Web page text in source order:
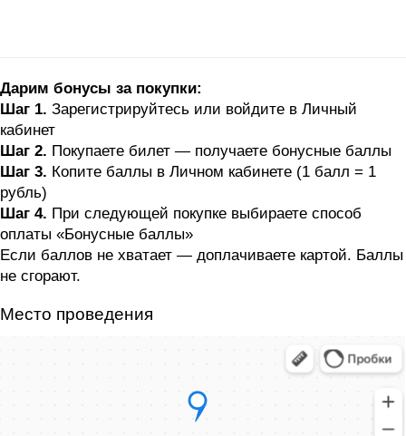
Дарим бонусы за покупки:
Шаг 1. Зарегистрируйтесь или войдите в Личный
кабинет
Шаг 2. Покупаете билет — получаете бонусные баллы
Шаг 3. Копите баллы в Личном кабинете (1 балл = 1
рубль)
Шаг 4. При следующей покупке выбираете способ
оплаты «Бонусные баллы»
Если баллов не хватает — доплачиваете картой. Баллы
не сгорают.
Место проведения